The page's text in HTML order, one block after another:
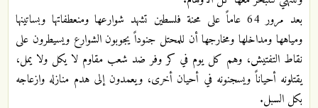
بعد مرور 64 عاماً على محنة فلسطين تشهد شوارعها ومنعطفاتها وبساتينها
ومياهها ومداخلها ومخارجها أن للمحتل جنوداً يجوبون الشوارع ويسيطرون على
نقاط التفتيش، وهم كل يوم في كر وفر ضد شعب مقاوم لا يكل ولا يمل،
يقتلونه أحياناً ويسجنونه في أحيان أخرى، ويعمدون إلى هدم منازله وازعاجه
بكل السبل.